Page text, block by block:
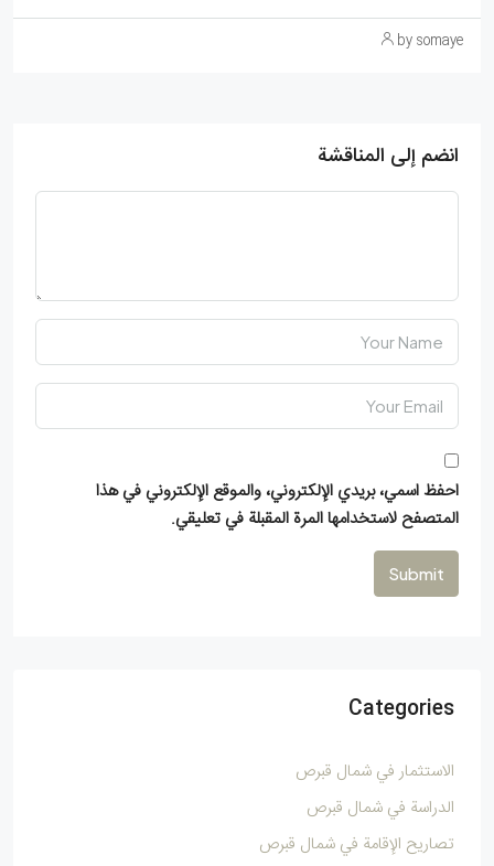
by somaye
انضم إلى المناقشة
احفظ اسمي، بريدي الإلكتروني، والموقع الإلكتروني في هذا
المتصفح لاستخدامها المرة المقبلة في تعليقي.
Submit
Categories
الاستثمار في شمال قبرص
الدراسة في شمال قبرص
تصاريح الإقامة في شمال قبرص